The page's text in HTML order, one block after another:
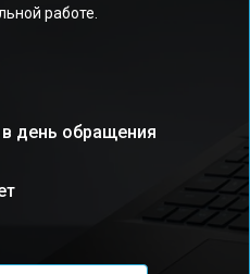
работе.
день обращения